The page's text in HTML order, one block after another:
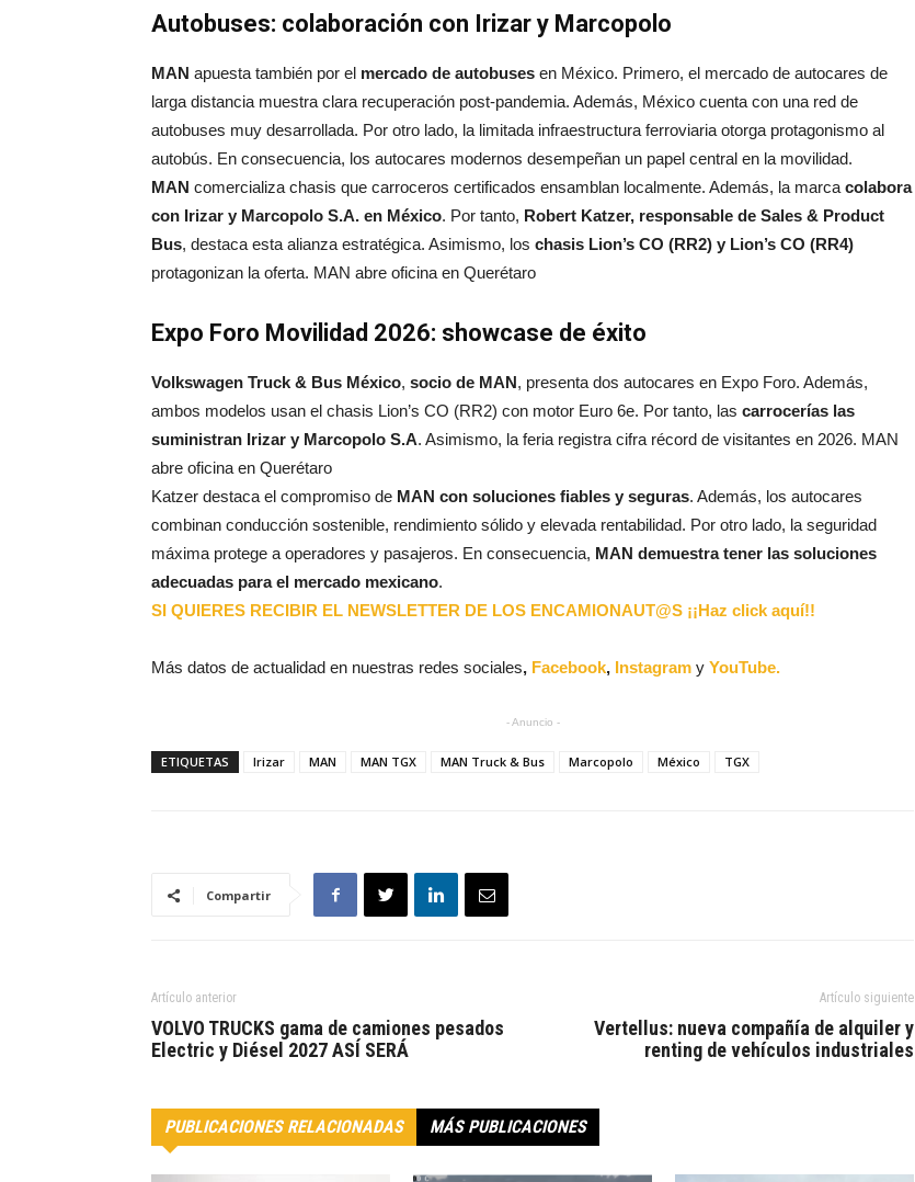
Autobuses: colaboración con Irizar y Marcopolo
MAN apuesta también por el mercado de autobuses en México. Primero, el mercado de autocares de
larga distancia muestra clara recuperación post-pandemia. Además, México cuenta con una red de
autobuses muy desarrollada. Por otro lado, la limitada infraestructura ferroviaria otorga protagonismo al
autobús. En consecuencia, los autocares modernos desempeñan un papel central en la movilidad.
MAN comercializa chasis que carroceros certificados ensamblan localmente. Además, la marcacolabora
con Irizar y Marcopolo S.A. en México. Por tanto, Robert Katzer, responsable de Sales & Product
Bus, destaca esta alianza estratégica. Asimismo, los chasis Lion’s CO (RR2) y Lion’s CO (RR4)
protagonizan la oferta. MAN abre oficina en Querétaro
Expo Foro Movilidad 2026: showcase de éxito
Volkswagen Truck & Bus México, socio de MAN, presenta dos autocares en Expo Foro. Además,
ambos modelos usan el chasis Lion’s CO (RR2) con motor Euro 6e. Por tanto, las carrocerías las
suministran Irizar y Marcopolo S.A. Asimismo, la feria registra cifra récord de visitantes en 2026. MAN
abre oficina en Querétaro
Katzer destaca el compromiso de MAN con soluciones fiables y seguras. Además, los autocares
combinan conducción sostenible, rendimiento sólido y elevada rentabilidad. Por otro lado, la seguridad
máxima protege a operadores y pasajeros. En consecuencia, MAN demuestra tener las soluciones
adecuadas para el mercado mexicano.
SI QUIERES RECIBIR EL NEWSLETTER DE LOS ENCAMIONAUT@S ¡¡Haz click aquí!!
Más datos de actualidad en nuestras redes sociales, Facebook, Instagram y YouTube.
- Anuncio -
ETIQUETAS Irizar MAN MAN TGX MAN Truck & Bus Marcopolo México TGX
Compartir
Artículo anterior
VOLVO TRUCKS gama de camiones pesados
Electric y Diésel 2027 ASÍ SERÁ
Artículo siguiente
Vertellus: nueva compañía de alquiler y
renting de vehículos industriales
PUBLICACIONES RELACIONADAS MÁS PUBLICACIONES